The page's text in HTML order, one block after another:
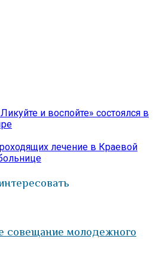
и воспойте» состоялся в
лечение в Краевой
совещание молодежного